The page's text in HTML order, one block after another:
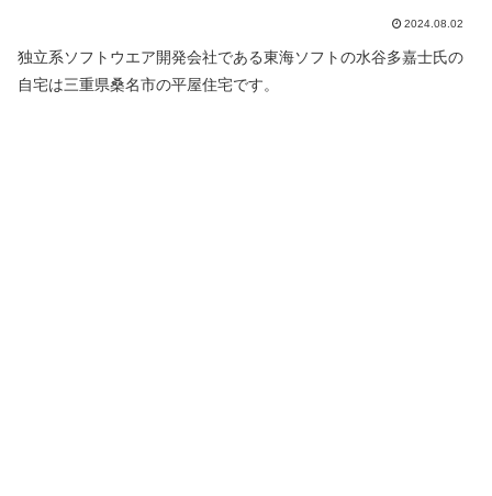
2024.08.02
独立系ソフトウエア開発会社である東海ソフトの水谷多嘉士氏の
自宅は三重県桑名市の平屋住宅です。